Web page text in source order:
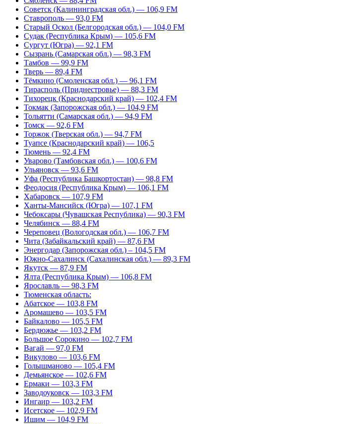
Советск (Калининградская обл.) — 106,9 FM
Ставрополь — 93,0 FM
Старый Оскол (Белгородская обл.) — 104,0 FM
Судак (Республика Крым) — 105,6 FM
Сургут (Югра) — 92,1 FM
Сызрань (Самарская обл.) — 98,3 FM
Тамбов — 99,9 FM
Тверь — 89,4 FM
Тёмкино (Смоленская обл.) — 96,1 FM
Тирасполь (Приднестровье) — 88,3 FM
Тихорецк (Краснодарский край) — 102,4 FM
Токмак (Запорожская обл.) — 104,9 FM
Тольятти (Самарская обл.) — 94,9 FM
Томск — 92,6 FM
Торжок (Тверская обл.) — 94,7 FM
Туапсе (Краснодарский край) — 106,5
Тюмень — 92,4 FM
Уварово (Тамбовская обл.) — 100,6 FM
Ульяновск — 93,6 FM
Уфа (Республика Башкортостан) — 98,8 FM
Феодосия (Республика Крым) — 106,1 FM
Хабаровск — 107,9 FM
Ханты-Мансийск (Югра) — 107,1 FM
Чебоксары (Чувашская Республика) — 90,3 FM
Челябинск — 88,4 FM
Череповец (Вологодская обл.) — 106,7 FM
Чита (Забайкальский край) — 87,6 FM
Энергодар (Запорожская обл.) – 104,5 FM
Южно-Сахалинск (Сахалинская обл.) — 89,3 FM
Якутск — 87,9 FM
Ялта (Республика Крым) — 106,8 FM
Ярославль — 98,3 FM
Тюменская область:
Абатское — 103,8 FM
Аромашево — 103,5 FM
Байкалово — 105,5 FM
Бердюжье — 103,2 FM
Большое Сорокино — 102,7 FM
Вагай — 97,0 FM
Викулово — 103,6 FM
Голышманово — 105,4 FM
Демьянское — 102,6 FM
Ермаки — 103,3 FM
Заводоуковск — 103,3 FM
Ингаир — 103,2 FM
Исетское — 102,9 FM
Ишим — 104,9 FM